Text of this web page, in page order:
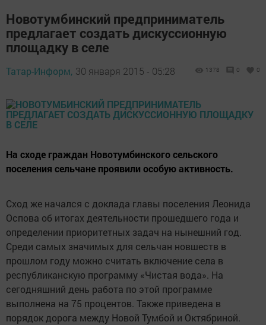
Новотумбинский предприниматель
предлагает создать дискуссионную
площадку в селе
Татар-Информ, 30 января 2015 - 05:28 1378 0 0
На сходе граждан Новотумбинского сельского
поселения сельчане проявили особую активность.
Сход же начался с доклада главы поселения Леонида
Оспова об итогах деятельности прошедшего года и
определении приоритетных задач на нынешний год.
Среди самых значимых для сельчан новшеств в
прошлом году можно считать включение села в
республиканскую программу «Чистая вода». На
сегодняшний день работа по этой программе
выполнена на 75 процентов. Также приведена в
порядок дорога между Новой Тумбой и Октябриной.